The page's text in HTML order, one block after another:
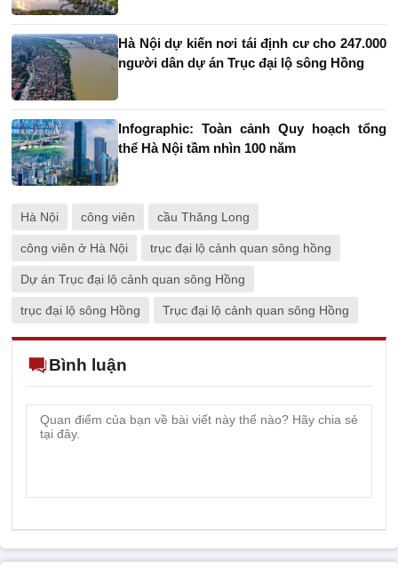
Hà Nội dự kiến nơi tái định cư cho 247.000
người dân dự án Trục đại lộ sông Hồng
Infographic: Toàn cảnh Quy hoạch tổng
thể Hà Nội tầm nhìn 100 năm
Hà Nội công viên cầu Thăng Long
công viên ở Hà Nội trục đại lộ cảnh quan sông hồng
Dự án Trục đại lộ cảnh quan sông Hồng
trục đại lộ sông Hồng Trục đại lộ cảnh quan sông Hồng
Bình luận